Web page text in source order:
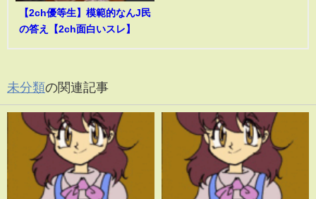
【2ch優等生】模範的なんJ民
の答え【2ch面白いスレ】
未分類の関連記事